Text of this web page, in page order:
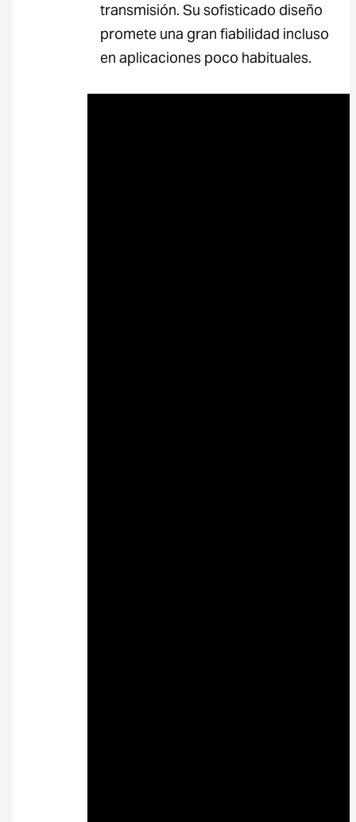
transmisión. Su sofisticado diseño
promete una gran fiabilidad incluso
en aplicaciones poco habituales.